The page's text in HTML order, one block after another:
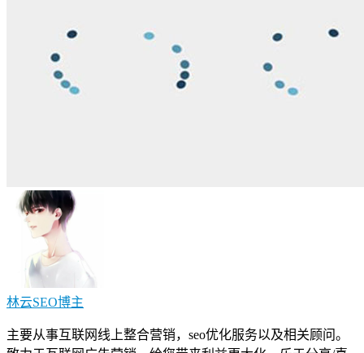
林云SEO博主
主要从事互联网线上整合营销，seo优化服务以及相关顾问。